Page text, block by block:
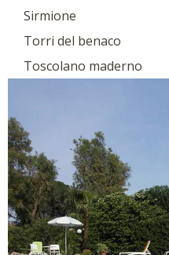
Sirmione
Torri del benaco
Toscolano maderno